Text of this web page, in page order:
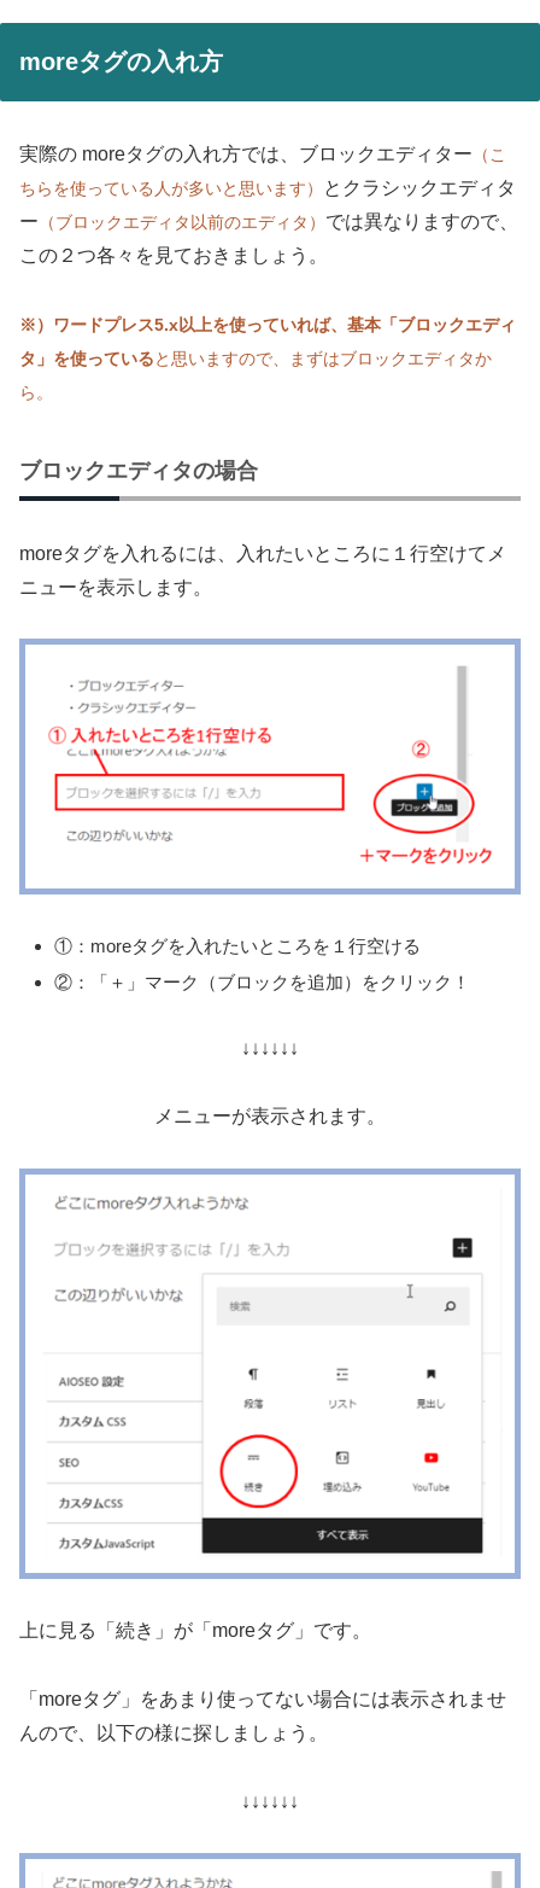
moreタグの入れ方
実際の moreタグの入れ方では、ブロックエディター （こ
ちらを使っている人が多いと思います）
とクラシックエディタ
ー （ブロックエディタ以前のエディタ） では異なりますので、
この２つ各々を見ておきましょう。
※）ワードプレス5.x以上を使っていれば、基本「ブロックエディ
タ」を使っていると思いますので、まずはブロックエディタか
ら。
ブロックエディタの場合
moreタグを入れるには、入れたいところに１行空けてメ
ニューを表示します。
①：moreタグを入れたいところを１行空ける
②：「＋」マーク（ブロックを追加）をクリック！
↓↓↓↓↓↓
メニューが表示されます。
上に見る「続き」が「moreタグ」です。
「moreタグ」をあまり使ってない場合には表示されませ
んので、以下の様に探しましょう。
↓↓↓↓↓↓